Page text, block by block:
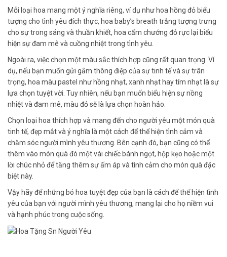
Mỗi loại hoa mang một ý nghĩa riêng, ví dụ như hoa hồng đỏ biểu
tượng cho tình yêu đích thực, hoa baby’s breath trắng tượng trưng
cho sự trong sáng và thuần khiết, hoa cẩm chướng đỏ rực lại biểu
hiện sự đam mê và cuồng nhiệt trong tình yêu.
Ngoài ra, việc chọn một màu sắc thích hợp cũng rất quan trọng. Ví
dụ, nếu bạn muốn gửi gắm thông điệp của sự tinh tế và sự trân
trọng, hoa màu pastel như hồng nhạt, xanh nhạt hay tím nhạt là sự
lựa chọn tuyệt vời. Tuy nhiên, nếu bạn muốn biểu hiện sự nồng
nhiệt và đam mê, màu đỏ sẽ là lựa chọn hoàn hảo.
Chọn loại hoa thích hợp và mang đến cho người yêu một món quà
tinh tế, đẹp mắt và ý nghĩa là một cách để thể hiện tình cảm và
chăm sóc người mình yêu thương. Bên cạnh đó, bạn cũng có thể
thêm vào món quà đó một vài chiếc bánh ngọt, hộp kẹo hoặc một
lời chúc nhỏ để tăng thêm sự ấm áp và tình cảm cho món quà đặc
biệt này.
Vậy hãy để những bó hoa tuyệt đẹp của bạn là cách để thể hiện tình
yêu của bạn với người mình yêu thương, mang lại cho họ niềm vui
và hạnh phúc trong cuộc sống.